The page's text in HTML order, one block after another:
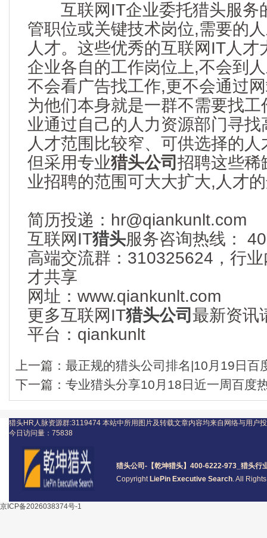
互联网IT企业委托猎头服务
管职位或关键技术岗位,需要的
人才。这些优秀的互联网IT人
企业各自的工作岗位上,不会到
不会看广告找工作,更不会通过
为他们本身就是一群不需要找
业通过自己的人力资源部门寻
人才范围比较窄、可供选择的
但采用专业猎头公司招聘这些稀
业招聘的范围可大大扩大,人才
简历投递：hr@qiankunlt.com
互联网IT猎头服务咨询热线：
高端交流群：310325624，行
才共享
网址：www.qiankunlt.com
更多互联网IT猎头公司最新资讯
平台：qiankunlt
上一篇： 最正规的猎头公司排名|10月19日百
下一篇： 专业猎头分享10月18日近一周百度
猎头公司 -【乾坤猎头】400-6222-973_ 猎头行
Copyright LiePin Executive Search. All
猎头HR人脉资源群:3119474 本站中所用图片及转载文章内容均来自网络与用户
今日访问量： 75838
京ICP备2026038374号-1